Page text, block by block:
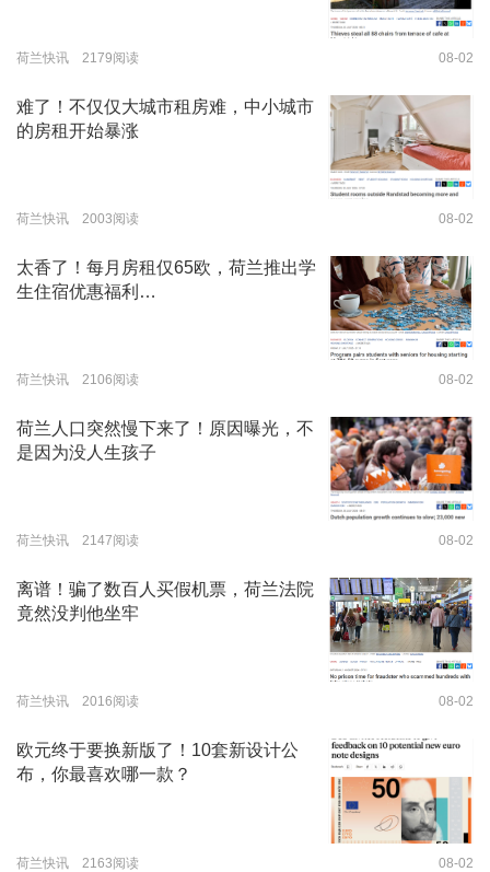
荷兰快讯 2179阅读 08-02
难了！不仅仅大城市租房难，中小城市
的房租开始暴涨
荷兰快讯 2003阅读 08-02
太香了！每月房租仅65欧，荷兰推出学
生住宿优惠福利…
荷兰快讯 2106阅读 08-02
荷兰人口突然慢下来了！原因曝光，不
是因为没人生孩子
荷兰快讯 2147阅读 08-02
离谱！骗了数百人买假机票，荷兰法院
竟然没判他坐牢
荷兰快讯 2016阅读 08-02
欧元终于要换新版了！10套新设计公
布，你最喜欢哪一款？
荷兰快讯 2163阅读 08-02